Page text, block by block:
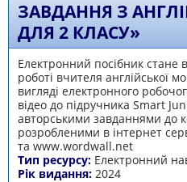
ЗАВДАННЯ З
ДЛЯ 2 КЛАСУ»
Електронний посібник стане
роботі вчителя англійської
вигляді електронного
відео до підручника Smart
авторськими завданнями до
розробленими в інтернет
та www.wordwall.net
Тип ресурсу: Електронний
Рік видання: 2024